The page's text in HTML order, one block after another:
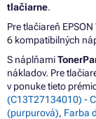
tlačiarne.
Pre tlačiareň
6 kompatibilných
S náplňami
nákladov. Pre
v ponuke tieto
(C13T27134010) -
(purpurová), Farba